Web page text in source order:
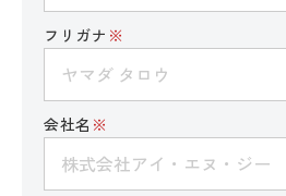
フリガナ ※
会社名 ※